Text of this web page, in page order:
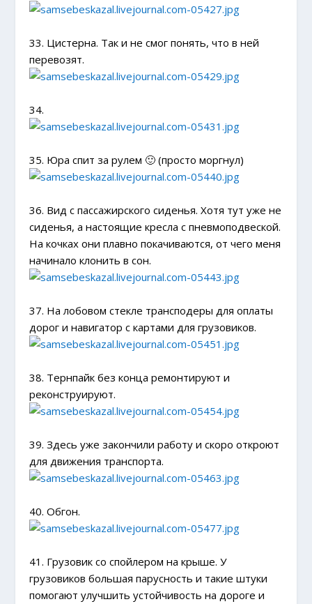
33. Цистерна. Так и не смог понять, что в ней
перевозят.
34.
35. Юра спит за рулем 🙂 (просто моргнул)
36. Вид с пассажирского сиденья. Хотя тут уже не
сиденья, а настоящие кресла с пневмоподвеской.
На кочках они плавно покачиваются, от чего меня
начинало клонить в сон.
37. На лобовом стекле трансподеры для оплаты
дорог и навигатор с картами для грузовиков.
38. Тернпайк без конца ремонтируют и
реконструируют.
39. Здесь уже закончили работу и скоро откроют
для движения транспорта.
40. Обгон.
41. Грузовик со спойлером на крыше. У
грузовиков большая парусность и такие штуки
помогают улучшить устойчивость на дороге и